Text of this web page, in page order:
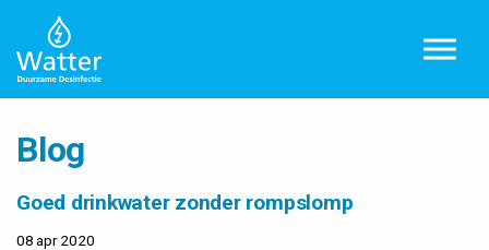
Blog
Goed drinkwater zonder rompslomp
08 apr 2020